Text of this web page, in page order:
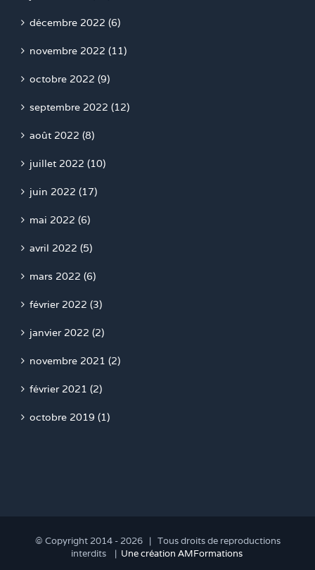
décembre 2022 (6)
novembre 2022 (11)
octobre 2022 (9)
septembre 2022 (12)
août 2022 (8)
juillet 2022 (10)
juin 2022 (17)
mai 2022 (6)
avril 2022 (5)
mars 2022 (6)
février 2022 (3)
janvier 2022 (2)
novembre 2021 (2)
février 2021 (2)
octobre 2019 (1)
© Copyright 2014 -2026 | Tous droits de reproductions
interdits | Une création AMFormations